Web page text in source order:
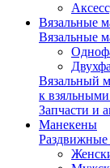
Вязальные
Вязальные
Вязальный
к
Запчасти и
Манекены